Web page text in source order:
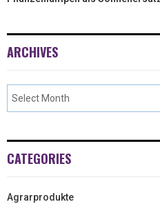
ARCHIVES
CATEGORIES
Agrarprodukte